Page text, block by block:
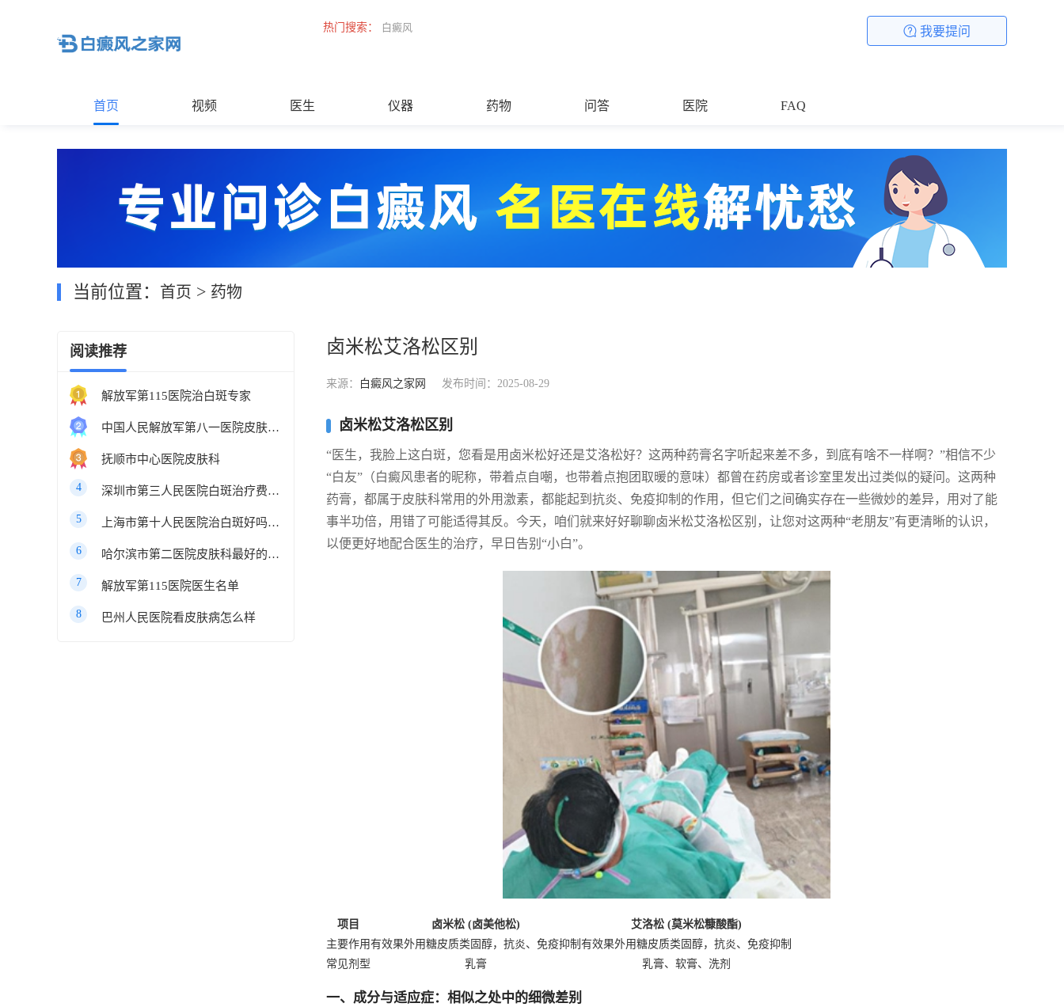
热门搜索： 白癜风 我要提问
首页 视频 医生 仪器 药物 问答 医院 FAQ
当前位置： 首页 > 药物
阅读推荐
解放军第115医院治白斑专家
中国人民解放军第八一医院皮肤科最好的医生
抚顺市中心医院皮肤科
4 深圳市第三人民医院白斑治疗费用多少
5 上海市第十人民医院治白斑好吗知乎
6 哈尔滨市第二医院皮肤科最好的医生
7 解放军第115医院医生名单
8 巴州人民医院看皮肤病怎么样
卤米松艾洛松区别
来源： 白癜风之家网 发布时间：2025-08-29
卤米松艾洛松区别
“医生，我脸上这白斑，您看是用卤米松好还是艾洛松好？这两种药膏名字听起来差不多，到底有啥不一样啊？”相信不少
“白友”（白癜风患者的昵称，带着点自嘲，也带着点抱团取暖的意味）都曾在药房或者诊室里发出过类似的疑问。这两种
药膏，都属于皮肤科常用的外用激素，都能起到抗炎、免疫抑制的作用，但它们之间确实存在一些微妙的差异，用对了能
事半功倍，用错了可能适得其反。今天，咱们就来好好聊聊卤米松艾洛松区别，让您对这两种“老朋友”有更清晰的认识，
以便更好地配合医生的治疗，早日告别“小白”。
项目 卤米松 (卤美他松)
艾洛松 (莫米松糠酸酯)
主要作用有效果外用糖皮质类固醇，抗炎、免疫抑制 有效果外用糖皮质类固醇，抗炎、免疫抑制
常见剂型
乳膏 乳膏、软膏、洗剂
一、成分与适应症：相似之处中的细微差别